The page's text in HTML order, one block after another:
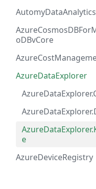
AutomyDataAnalytics
oDBvCore
AzureDataExplorer
e
AzureDeviceRegistry